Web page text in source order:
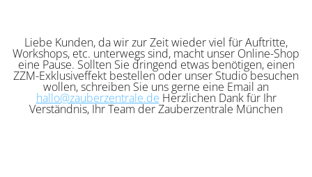
Liebe Kunden, da wir zur Zeit wieder viel für Auftritte,
Workshops, etc. unterwegs sind, macht unser Online-Shop
eine Pause. Sollten Sie dringend etwas benötigen, einen
ZZM-Exklusiveffekt bestellen oder unser Studio besuchen
wollen, schreiben Sie uns gerne eine Email an
hallo@zauberzentrale.de Herzlichen Dank für Ihr
Verständnis, Ihr Team der Zauberzentrale München